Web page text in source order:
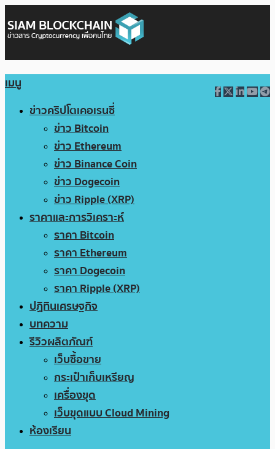
เมนู
ข่าวคริปโตเคอเรนซี่
ข่าว Bitcoin
ข่าว Ethereum
ข่าว Binance Coin
ข่าว Dogecoin
ข่าว Ripple (XRP)
ราคาและการวิเคราะห์
ราคา Bitcoin
ราคา Ethereum
ราคา Dogecoin
ราคา Ripple (XRP)
ปฏิทินเศรษฐกิจ
บทความ
รีวิวผลิตภัณฑ์
เว็บซื้อขาย
กระเป๋าเก็บเหรียญ
เครื่องขุด
เว็บขุดแบบ Cloud Mining
ห้องเรียน